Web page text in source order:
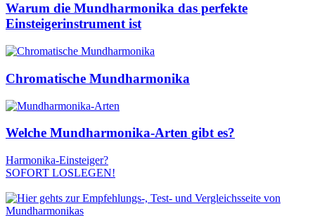
Warum die Mundharmonika das perfekte
Einsteigerinstrument ist
Chromatische Mundharmonika
Welche Mundharmonika-Arten gibt es?
Harmonika-Einsteiger?
SOFORT LOSLEGEN!